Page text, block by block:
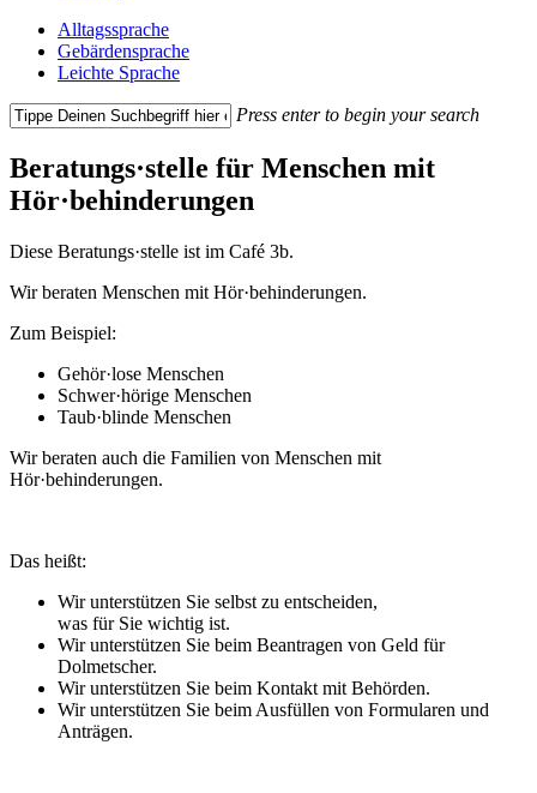
Alltagssprache
Gebärdensprache
Leichte Sprache
Press enter to begin your search
Search
Beratungs·stelle für Menschen mit
Hör·behinderungen
Diese Beratungs·stelle ist im Café 3b.
Wir beraten Menschen mit Hör·behinderungen.
Zum Beispiel:
Gehör·lose Menschen
Schwer·hörige Menschen
Taub·blinde Menschen
Wir beraten auch die Familien von Menschen mit
Hör·behinderungen.
Das heißt:
Wir unterstützen Sie selbst zu entscheiden,
was für Sie wichtig ist.
Wir unterstützen Sie beim Beantragen von Geld für
Dolmetscher.
Wir unterstützen Sie beim Kontakt mit Behörden.
Wir unterstützen Sie beim Ausfüllen von Formularen und
Anträgen.